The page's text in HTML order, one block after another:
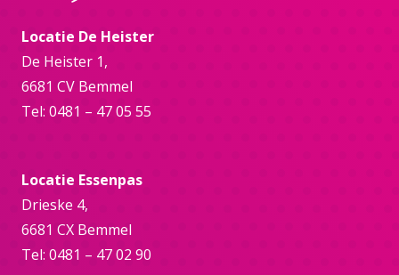
Locatie De Heister
De Heister 1,
6681 CV Bemmel
Tel: 0481 – 47 05 55
Locatie Essenpas
Drieske 4,
6681 CX Bemmel
Tel: 0481 – 47 02 90